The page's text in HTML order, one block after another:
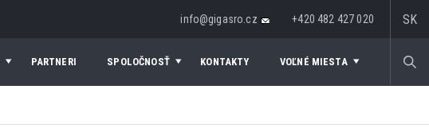
info@gigasro.cz +420 482 427 020 SK
PARTNERI SPOLOČNOSŤ KONTAKTY VOĽNÉ MIESTA